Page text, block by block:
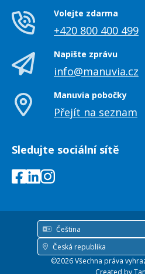
Volejte zdarma
+420 800 400 499
Napište zprávu
info@manuvia.cz
Manuvia pobočky
Přejít na seznam
Sledujte sociální sítě
Čeština
Jazyk
Česká republika
Země
©2026 Všechna práva